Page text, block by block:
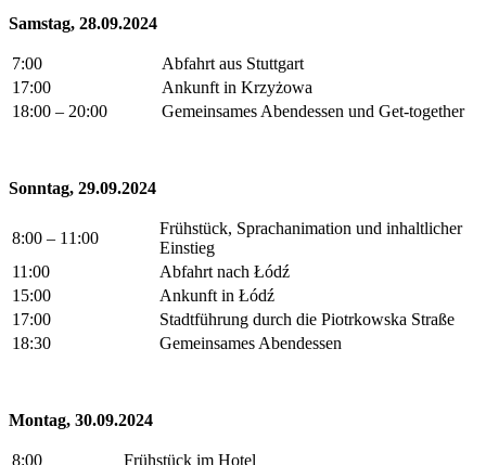
Samstag, 28.09.2024
7:00
Abfahrt aus Stuttgart
17:00
Ankunft in Krzyżowa
18:00 – 20:00
Gemeinsames Abendessen und Get-together
Sonntag, 29.09.2024
8:00 – 11:00
Frühstück, Sprachanimation und inhaltlicher
Einstieg
11:00
Abfahrt nach Łódź
15:00
Ankunft in Łódź
17:00
Stadtführung durch die Piotrkowska Straße
18:30
Gemeinsames Abendessen
Montag, 30.09.2024
8:00
Frühstück im Hotel